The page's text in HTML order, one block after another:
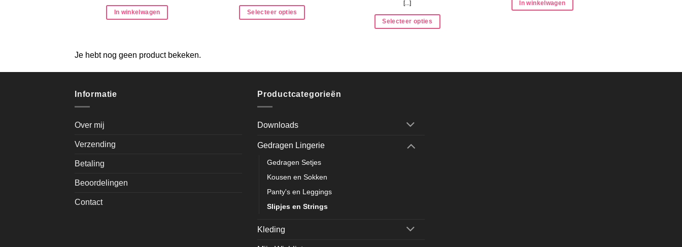
In winkelwagen Selecteer opties
[...]
Selecteer opties
In winkelwagen
Je hebt nog geen product bekeken.
Informatie
Over mij
Verzending
Betaling
Beoordelingen
Contact
Productcategorieën
Downloads
Gedragen Lingerie
Gedragen Setjes
Kousen en Sokken
Panty's en Leggings
Slipjes en Strings
Kleding